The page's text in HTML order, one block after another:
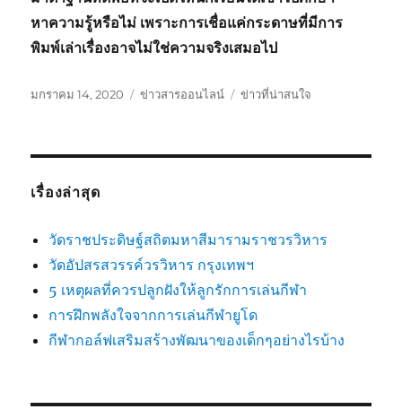
หาความรู้หรือไม่ เพราะการเชื่อแค่กระดาษที่มีการ
พิมพ์เล่าเรื่องอาจไม่ใช่ความจริงเสมอไป
เขียน
มกราคม 14, 2020
หมวด
ข่าวสารออนไลน์
ป้าย
ข่าวที่น่าสนใจ
เรื่องล่าสุด
วัดราชประดิษฐ์สถิตมหาสีมารามราชวรวิหาร
วัดอัปสรสวรรค์วรวิหาร กรุงเทพฯ
5 เหตุผลที่ควรปลูกฝังให้ลูกรักการเล่นกีฬา
การฝึกพลังใจจากการเล่นกีฬายูโด
กีฬากอล์ฟเสริมสร้างพัฒนาของเด็กๆอย่างไรบ้าง